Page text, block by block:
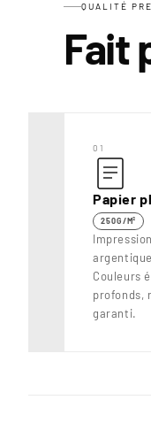
QUALITÉ
Fait
01
Papier
250G/M²
Couleurs
profonds,
garanti.